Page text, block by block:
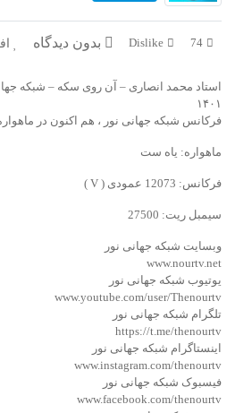
اسماء الحسنی
تدبر در قرآن
نردبان آسمان
74
Dislike بدون دیدگاه
۱۴۰۱
فرکانس شبکه جهانی نور ، هم اکنون در
ماهواره: یاه ست
فرکانس: 12073 عمودی ( V )
سیمبل ریت: 27500
وبسایت شبکه جهانی نور
www.nourtv.net
یوتیوب شبکه جهانی نور
www.youtube.com/user/Thenourtv
تلگرام شبکه جهانی نور
https://t.me/thenourtv
اینستاگرام شبکه جهانی نور
www.instagram.com/thenourtv
فیسبوک شبکه جهانی نور
www.facebook.com/thenourtv